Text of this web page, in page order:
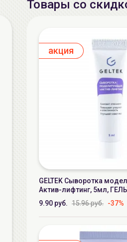
Товары со
aкция
GELTEK Сыворотка
Актив-лифтинг, 5мл,
9.90 руб. 15.96 руб. -37%